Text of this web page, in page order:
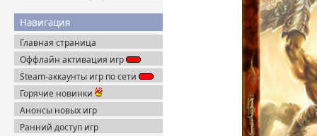
Тёмного Рыцаря (2026) Portable
Навигация
Главная страница
Оффлайн активация игр
Steam-аккаунты игр по сети
Горячие новинки
Анонсы новых игр
Ранний доступ игр